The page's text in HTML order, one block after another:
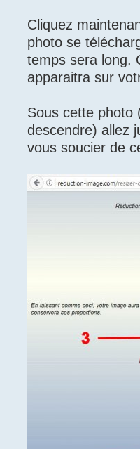
Cliquez
photo se
temps sera long.
apparaitra sur
Sous cette photo
descendre) allez
vous soucier de